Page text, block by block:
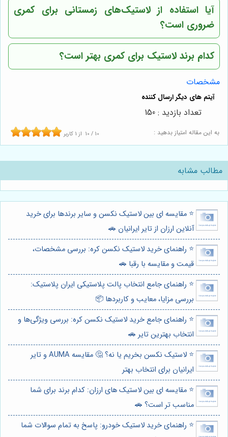
آیا استفاده از لاستیک‌های زمستانی برای کمری
ضروری است؟
کدام برند لاستیک برای کمری بهتر است؟
مشخصات
به این مقاله امتیاز بدهید : 10 / 10 از 1 کاربر
تعداد بازدید : 150
مطالب مشابه
⭐️ مقایسه ای بین لاستیک نکسن و سایر برندها برای خرید
آنلاین ارزان از تایر ایرانیان 🚗
⭐️ راهنمای خرید لاستیک نکسن کره: بررسی مشخصات،
قیمت و مقایسه با رقبا 🚗
⭐️ راهنمای جامع انتخاب پالت پلاستیکی ایران پلاستیک:
بررسی مزایا، معایب و کاربردها 📦
⭐️ راهنمای جامع خرید لاستیک نکسن کره: بررسی ویژگی‌ها و
انتخاب بهترین تایر 🚗
⭐️ لاستیک نکسن بخریم یا نه؟ 🤔 مقایسه AUMA و تایر
ایرانیان برای انتخاب بهتر
⭐️ مقایسه ای بین لاستیک های ارزان: کدام برند برای شما
مناسب تر است؟ 🚗
⭐️ راهنمای خرید لاستیک خودرو: پاسخ به تمام سوالات شما